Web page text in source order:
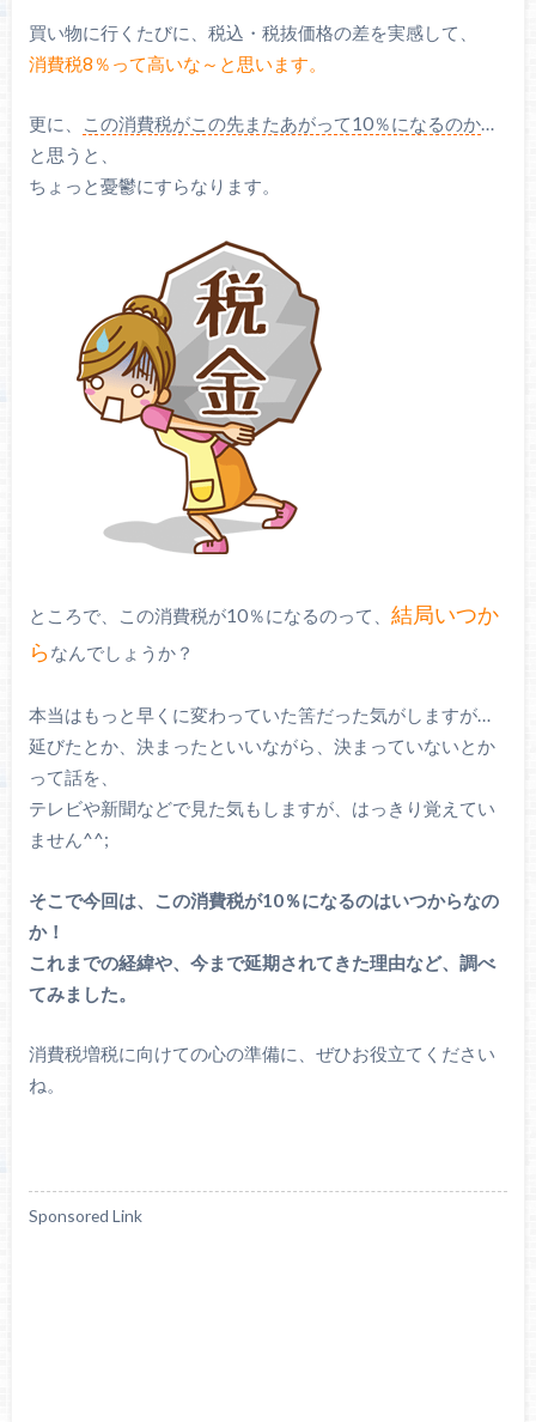
買い物に行くたびに、税込・税抜価格の差を実感して、
消費税8％って高いな～と思います。
更に、 この消費税がこの先またあがって10％になるのか…
と思うと、
ちょっと憂鬱にすらなります。
ところで、この消費税が10％になるのって、 結局いつか
らなんでしょうか？
本当はもっと早くに変わっていた筈だった気がしますが…
延びたとか、決まったといいながら、決まっていないとか
って話を、
テレビや新聞などで見た気もしますが、はっきり覚えてい
ません^^;
そこで今回は、この消費税が10％になるのはいつからなの
か！
これまでの経緯や、今まで延期されてきた理由など、調べ
てみました。
消費税増税に向けての心の準備に、ぜひお役立てください
ね。
Sponsored Link